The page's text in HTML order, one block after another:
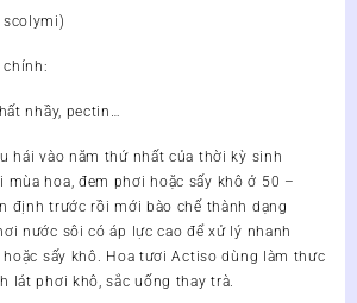
scolymi)
chính:
nhầy, pectin…
hái vào năm thứ nhất của thời kỳ sinh
mùa hoa, đem phơi hoặc sấy khô ở 50 –
định trước rồi mới bào chế thành dạng
nước sôi có áp lực cao để xử lý nhanh
hoặc sấy khô. Hoa tươi Actiso dùng làm thưc
lát phơi khô, sắc uống thay trà.